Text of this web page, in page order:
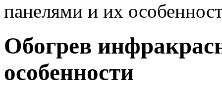
панелями и их
Обогрев
особенности